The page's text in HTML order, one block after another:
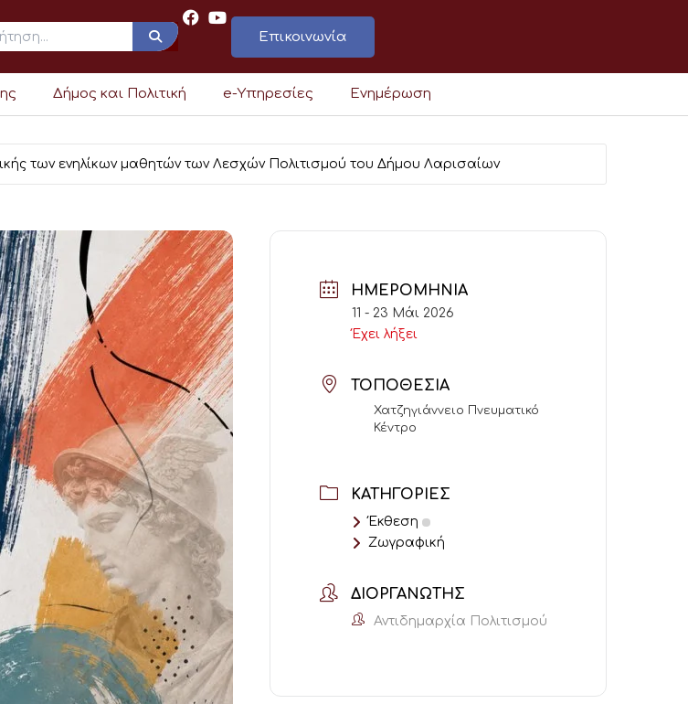
Επικοινωνία
Δήμος και Πολιτική e-Υπηρεσίες Ενημέρωση
των ενηλίκων μαθητών των Λεσχών Πολιτισμού του Δήμου Λαρισαίων
ΗΜΕΡΟΜΗΝΊΑ
11 - 23 Μάι 2026
Έχει λήξει
ΤΟΠΟΘΕΣΊΑ
Χατζηγιάννειο Πνευματικό
Κέντρο
ΚΑΤΗΓΟΡΊΕΣ
Έκθεση
Ζωγραφική
ΔΙΟΡΓΑΝΩΤΉΣ
Αντιδημαρχία Πολιτισμού